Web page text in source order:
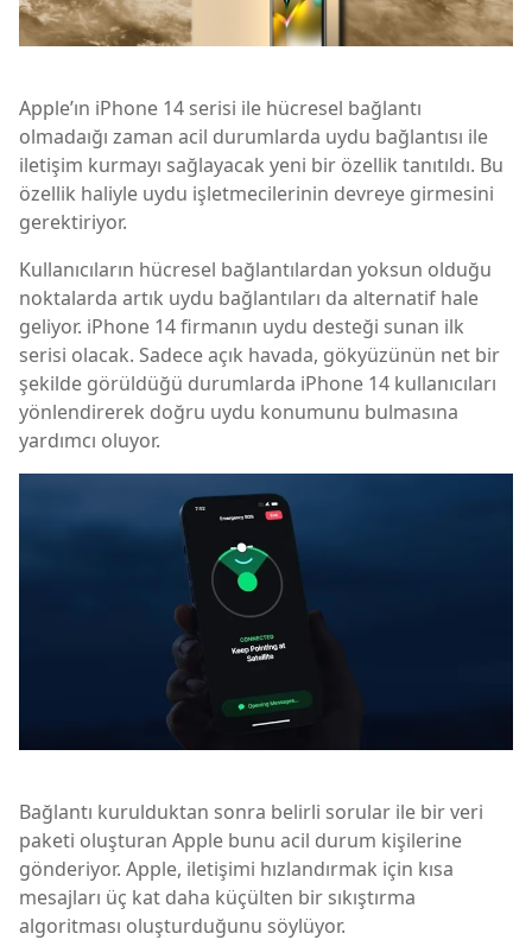
Apple’ın iPhone 14 serisi ile hücresel bağlantı
olmadaığı zaman acil durumlarda uydu bağlantısı ile
iletişim kurmayı sağlayacak yeni bir özellik tanıtıldı. Bu
özellik haliyle uydu işletmecilerinin devreye girmesini
gerektiriyor.
Kullanıcıların hücresel bağlantılardan yoksun olduğu
noktalarda artık uydu bağlantıları da alternatif hale
geliyor. iPhone 14 firmanın uydu desteği sunan ilk
serisi olacak. Sadece açık havada, gökyüzünün net bir
şekilde görüldüğü durumlarda iPhone 14 kullanıcıları
yönlendirerek doğru uydu konumunu bulmasına
yardımcı oluyor.
Bağlantı kurulduktan sonra belirli sorular ile bir veri
paketi oluşturan Apple bunu acil durum kişilerine
gönderiyor. Apple, iletişimi hızlandırmak için kısa
mesajları üç kat daha küçülten bir sıkıştırma
algoritması oluşturduğunu söylüyor.